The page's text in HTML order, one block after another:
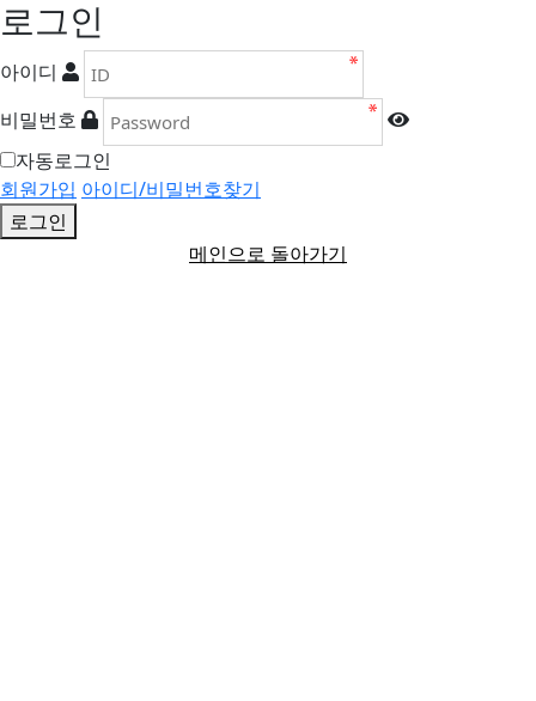
로그인
아이디
비밀번호
자동로그인
회원가입 아이디/비밀번호찾기
로그인
메인으로 돌아가기